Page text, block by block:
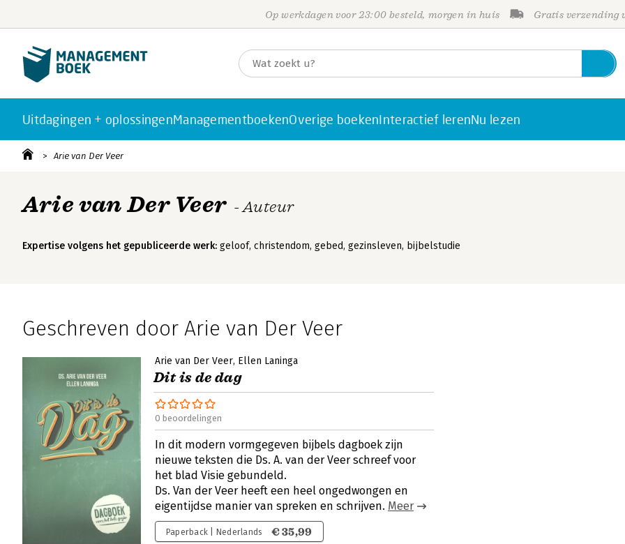
Op werkdagen voor 23:00 besteld, morgen in huis Gratis verzending
Uitdagingen + oplossingenManagementboekenOverige boekenInteractief lerenNu lezen
Arie van Der Veer
Arie van Der Veer - Auteur
Expertise volgens het gepubliceerde werk: geloof, christendom, gebed, gezinsleven, bijbelstudie
Geschreven door Arie van Der Veer
Arie van Der Veer Ellen Laninga
Dit is de dag
0 beoordelingen
In dit modern vormgegeven bijbels dagboek zijn
nieuwe teksten die Ds. A. van der Veer schreef voor
het blad Visie gebundeld.
Ds. Van der Veer heeft een heel ongedwongen en
eigentijdse manier van spreken en schrijven. Meer
Paperback | Nederlands € 35,99